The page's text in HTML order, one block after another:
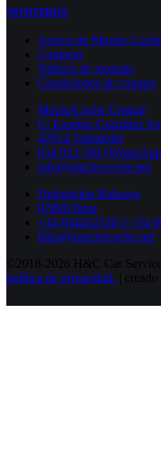
NOSOTROS
Acerca de Mucho
Contacto
Talleres de montaje
Condiciones de compra
MuchoCoche Central
C/ Eusebio González
47014 Valladolid
654 923 760
info@muchocoche.net
Delegación Baleares
07800 Ibiza
+34 654452530 // +34
ibiza@muchocoche.net
©2018-2026 H&C Car
política de privacidad. |